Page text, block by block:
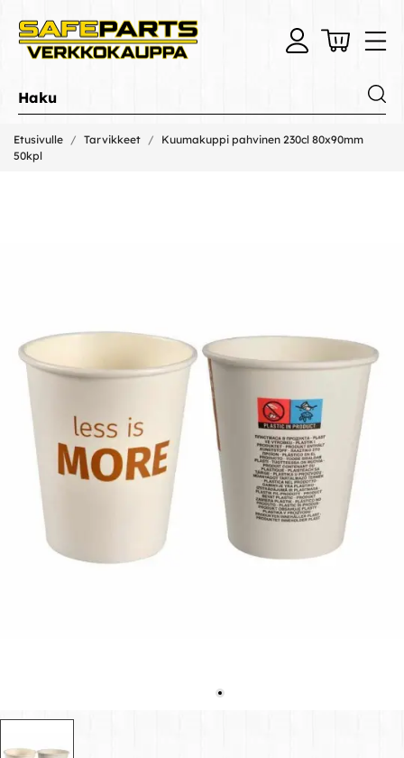
Etusivulle Tarvikkeet
Kuumakuppi pahvinen 230cl 80x90mm
50kpl